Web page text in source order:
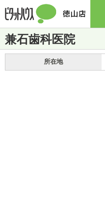
兼石歯科医院
所在地